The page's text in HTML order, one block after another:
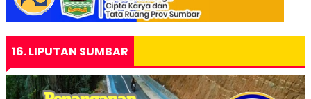
16. LIPUTAN SUMBAR